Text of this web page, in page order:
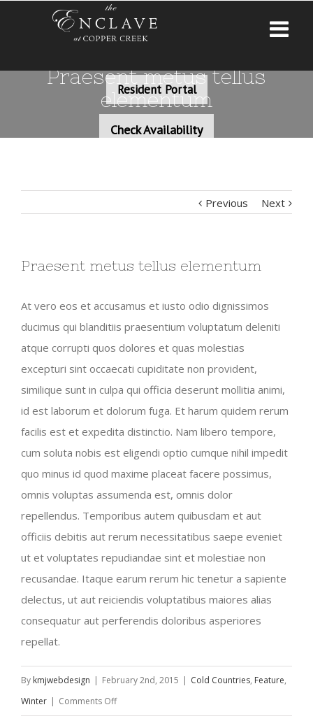
Resident Portal
Check Availability
Praesent metus tellus
elementum
Previous Next
Praesent metus tellus elementum
At vero eos et accusamus et iusto odio dignissimos
ducimus qui blanditiis praesentium voluptatum deleniti
atque corrupti quos dolores et quas molestias
excepturi sint occaecati cupiditate non provident,
similique sunt in culpa qui officia deserunt mollitia animi,
id est laborum et dolorum fuga. Et harum quidem rerum
facilis est et expedita distinctio. Nam libero tempore,
cum soluta nobis est eligendi optio cumque nihil impedit
quo minus id quod maxime placeat facere possimus,
omnis voluptas assumenda est, omnis dolor
repellendus. Temporibus autem quibusdam et aut
officiis debitis aut rerum necessitatibus saepe eveniet
ut et voluptates repudiandae sint et molestiae non
recusandae. Itaque earum rerum hic tenetur a sapiente
delectus, ut aut reiciendis voluptatibus maiores alias
consequatur aut perferendis doloribus asperiores
repellat.
By kmjwebdesign | February 2nd, 2015 | Cold Countries, Feature,
Winter | Comments Offon